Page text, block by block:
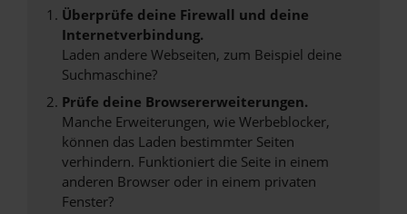
Überprüfe deine Firewall und deine
Internetverbindung.
Laden andere Webseiten, zum Beispiel deine
Suchmaschine?
Prüfe deine Browsererweiterungen.
Manche Erweiterungen, wie Werbeblocker,
können das Laden bestimmter Seiten
verhindern. Funktioniert die Seite in einem
anderen Browser oder in einem privaten
Fenster?